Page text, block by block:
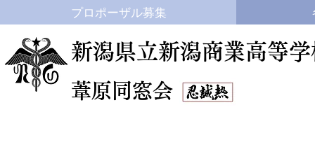
プロポーザル募集
新潟県立新潟商業高等学
​葦原同窓会